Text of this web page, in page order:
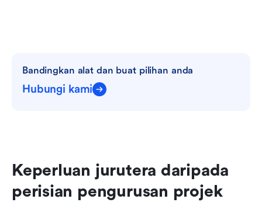
Bandingkan alat dan buat pilihan anda
Hubungi kami
Keperluan jurutera daripada
perisian pengurusan projek